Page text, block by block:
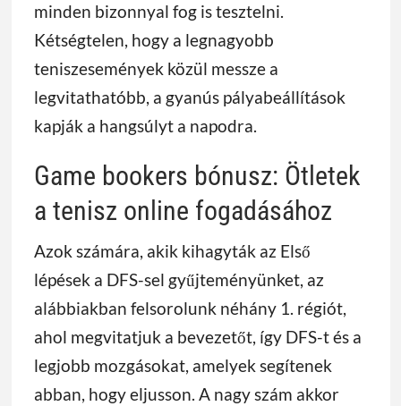
minden bizonnyal fog is tesztelni.
Kétségtelen, hogy a legnagyobb
teniszesemények közül messze a
legvitathatóbb, a gyanús pályabeállítások
kapják a hangsúlyt a napodra.
Game bookers bónusz: Ötletek
a tenisz online fogadásához
Azok számára, akik kihagyták az Első
lépések a DFS-sel gyűjteményünket, az
alábbiakban felsorolunk néhány 1. régiót,
ahol megvitatjuk a bevezetőt, így DFS-t és a
legjobb mozgásokat, amelyek segítenek
abban, hogy eljusson. A nagy szám akkor